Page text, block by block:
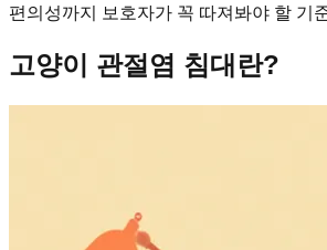
편의성까지 보호자가 꼭 따져봐야 할 기
고양이 관절염 침대란?